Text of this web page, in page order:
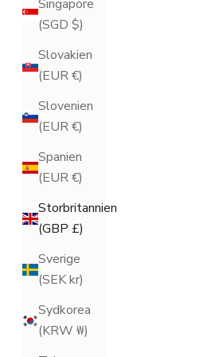
Singapore
(SGD $)
Slovakien
(EUR €)
Slovenien
(EUR €)
Spanien
(EUR €)
Storbritannien
(GBP £)
Sverige
(SEK kr)
Sydkorea
(KRW ₩)